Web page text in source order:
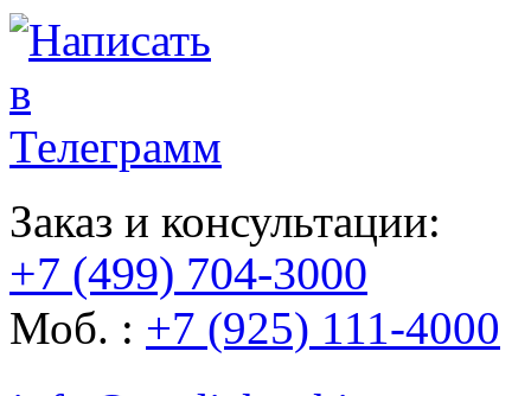
Заказ и консультации:
+7 (499) 704-3000
Моб. : +7 (925) 111-4000